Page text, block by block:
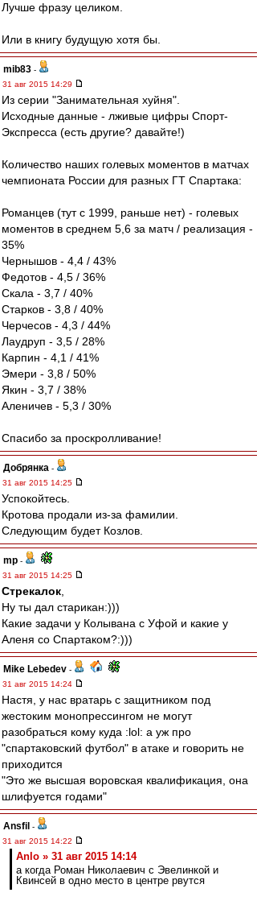
Лучше фразу целиком.
Или в книгу будущую хотя бы.
mib83 -
31 авг 2015 14:29
Из серии "Занимательная хуйня".
Исходные данные - лживые цифры Спорт-
Экспресса (есть другие? давайте!)
Количество наших голевых моментов в матчах
чемпионата России для разных ГТ Спартака:
Романцев (тут с 1999, раньше нет) - голевых
моментов в среднем 5,6 за матч / реализация -
35%
Чернышов - 4,4 / 43%
Федотов - 4,5 / 36%
Скала - 3,7 / 40%
Старков - 3,8 / 40%
Черчесов - 4,3 / 44%
Лаудруп - 3,5 / 28%
Карпин - 4,1 / 41%
Эмери - 3,8 / 50%
Якин - 3,7 / 38%
Аленичев - 5,3 / 30%
Спасибо за проскролливание!
Добрянка -
31 авг 2015 14:25
Успокойтесь.
Кротова продали из-за фамилии.
Следующим будет Козлов.
mp -
31 авг 2015 14:25
Стрекалок
Ну ты дал старикан:)))
Какие задачи у Колывана с Уфой и какие у
Аленя со Спартаком?:)))
Mike Lebedev -
31 авг 2015 14:24
Настя, у нас вратарь с защитником под
жестоким монопрессингом не могут
разобраться кому куда :lol: а уж про
"спартаковский футбол" в атаке и говорить не
приходится
"Это же высшая воровская квалификация, она
шлифуется годами"
Ansfil -
31 авг 2015 14:22
Anlo » 31 авг 2015 14:14
а когда Роман Николаевич с Эвелинкой и
Квинсей в одно место в центре рвутся